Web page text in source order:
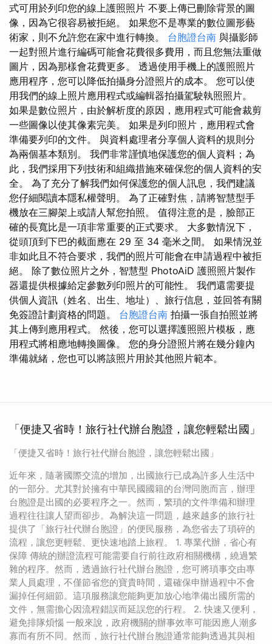
式可用於列印您的線上護照照片 不要上傳已刪除背景的圖
像，因為它很容易被拒絕。 如果您不是專業的數位圖形藝
術家，則不允許您在家中進行轉換。 台胞證台南 與攝影師
一起對照片進行編碼可能會花費很多費用，而且您無法重做
圖片，因為那樣會花費更多。 透過使用手機上的護照照片
應用程序，您可以降低拍攝身分證照片的成本。 您可以使
用我們的線上照片應用程式或編輯器拍攝駕駛執照照片。
如果是數位照片，由於解析度的原因，應用程式可能會裁剪
一些圖像以使其像素完美。 如果是列印照片，應用程式會
準備要列印的文件。 與資料處理者分享個人資料的規則分
為兩個基本類別。 我們非常謹慎地保護您的個人資料；為
此，我們採用下列技術和組織措施來確保您的個人資料的安
全。 為了充分了解我們如何保護您的個人訊息，我們建議
您仔細閱讀本隱私權聲明。 為了正確對焦，請將智慧型手
機放在三腳架上或請人幫您拍照。 值得注意的是，臉部正
確的長寬比是一項非常重要的正式要求。 大多數情況下，
從頭頂到下巴的截面應在 29 至 34 毫米之間。 如果情況並
非如此且不符合要求，我們的照片可能會在申請過程中被拒
絕。 除了數位照片之外，智慧型 PhotoAiD 護照照片製作
器還提供根據給定參數列印照片的可能性。 我們還需要提
供個人資訊（姓名、出生、地址）、旅行信息，並回答有關
免簽證計劃資格的問題。 台胞證台南 拍攝一張自拍照並將
其上傳到應用程式。 然後，您可以選擇護照照片模板，應
用程式將相應地轉換圖像。 您的身分證照片將在幾分鐘內
準備就緒，您也可以將該照片用於其他照片範本。
「便捷又省時！旅行社代辦台胞證，讓您輕鬆出國」
「便捷又省時！旅行社代辦台胞證，讓您輕鬆出國」
近年來，隨著國際交流的增加，出國旅行已成為許多人生活中
的一部分。尤其對於擁有中華民國國籍的台灣同胞而言，辦理
台胞證是出國的必要程序之一。然而，繁瑣的文件準備和辦理
過程往往讓人望而卻步。為解決這一問題，越來越多的旅行社
提供了「旅行社代辦台胞證」的便民服務，為您省去了瑣碎的
流程，讓您更輕鬆、更快速地踏上旅程。 1. 專業代辦，省心有
保障 傳統的辦證流程可能需要自行前往政府相關機構，繞過繁
雜的程序。然而，透過旅行社代辦台胞證，您可將瑣事交由專
業人員處理，不僅節省您的寶貴時間，還確保申辦過程中不會
漏掉任何細節。這項服務讓您能夠更加放心地準備出國所需的
文件，無需擔心因流程錯誤而延誤您的行程。 2. 快速又便利，
避免排隊煩惱 一般來說，政府機關的辦事效率可能因應人潮多
寡而有所不同。然而，旅行社代辦台胞證通常能夠透過其與相